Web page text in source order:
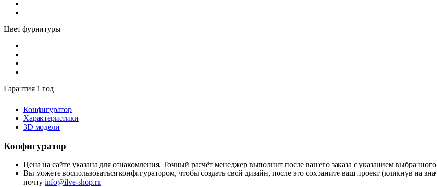
Цвет фурнитуры
Гарантия 1 год
Конфигуратор
Характеристики
3D модели
Конфигуратор
Цена на сайте указана для ознакомления. Точный расчёт менеджер выполнит после вашего заказа с указанием
Вы можете воспользоваться конфигуратором, чтобы создать свой дизайн, после это сохраните ваш проект (кликнув на
почту info@ilve-shop.ru